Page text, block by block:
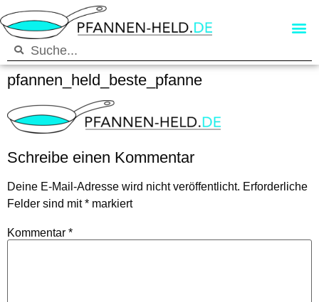
pfannen_held_beste_pfanne
Schreibe einen Kommentar
Deine E-Mail-Adresse wird nicht veröffentlicht. Erforderliche
Felder sind mit* markiert
Kommentar *